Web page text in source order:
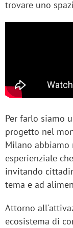
trovare uno
Per farlo siamo
progetto nel
Milano
esperienziale
invitando
tema e ad
Attorno
ecosistema di